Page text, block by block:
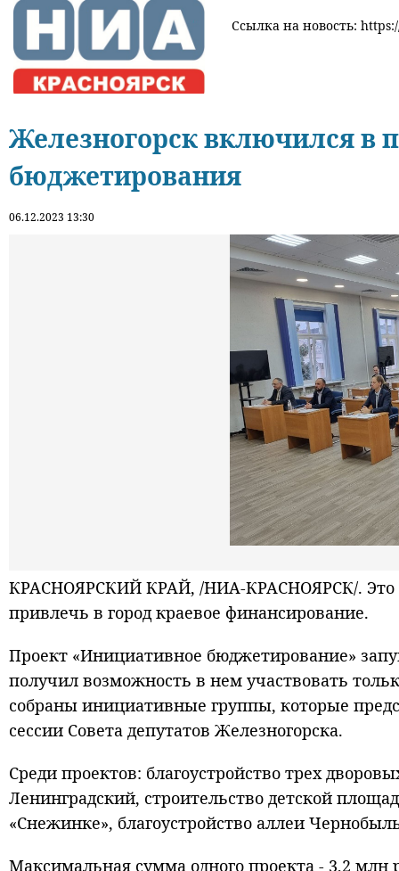
Ссылка на новость:
Железногорск включился в
бюджетирования
06.12.2023 13:30
КРАСНОЯРСКИЙ КРАЙ, /НИА-КРАСНОЯРСК/. Это
привлечь в город краевое финансирование.
Проект «Инициативное бюджетирование»
получил возможность в нем участвовать
собраны инициативные группы, которые
сессии Совета депутатов Железногорска.
Среди проектов: благоустройство трех
Ленинградский, строительство детской
«Снежинке», благоустройство аллеи
Максимальная сумма одного проекта - 3,2